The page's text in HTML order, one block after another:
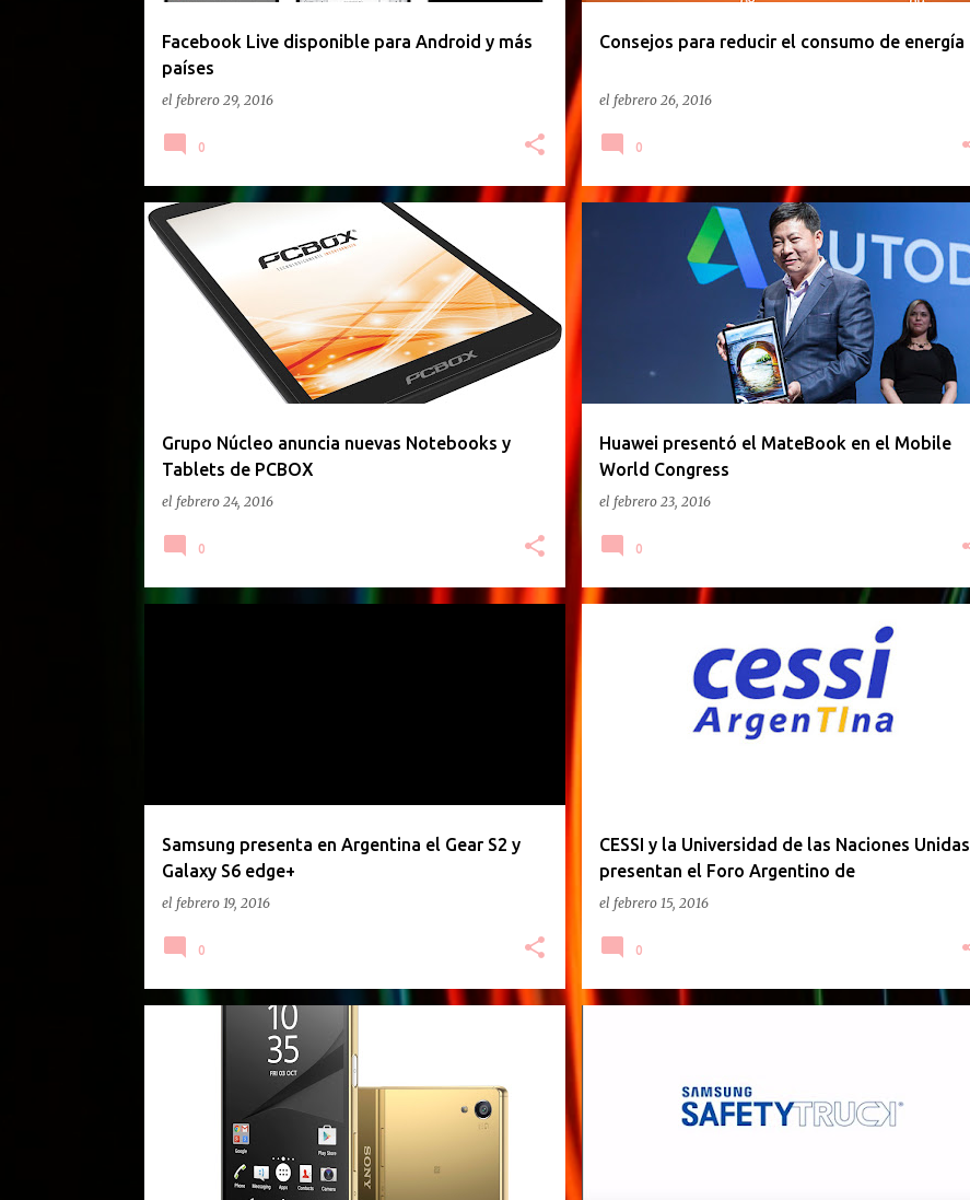
Facebook Live disponible para Android y más
países
el febrero 29, 2016
0
Consejos para reducir el consumo de energía
el febrero 26, 2016
0
Grupo Núcleo anuncia nuevas Notebooks y
Tablets de PCBOX
el febrero 24, 2016
GACETILLA DE PRENSA
0
Huawei presentó el MateBook en el Mobile
World Congress
el febrero 23, 2016
GACETILLA DE PRENSA
0
Samsung presenta en Argentina el Gear S2 y
Galaxy S6 edge+
el febrero 19, 2016
0
CESSI y la Universidad de las Naciones Unidas
presentan el Foro Argentino de
Transformación Digital
el febrero 15, 2016
0
GACETILLA DE PRENSA